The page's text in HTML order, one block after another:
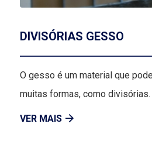
DIVISÓRIAS GESSO
O gesso é um material que
muitas formas, como divisórias.
VER MAIS